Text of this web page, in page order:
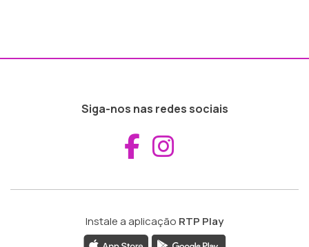
Siga-nos nas redes sociais
Aceder ao
Instale a aplicação RTP Play